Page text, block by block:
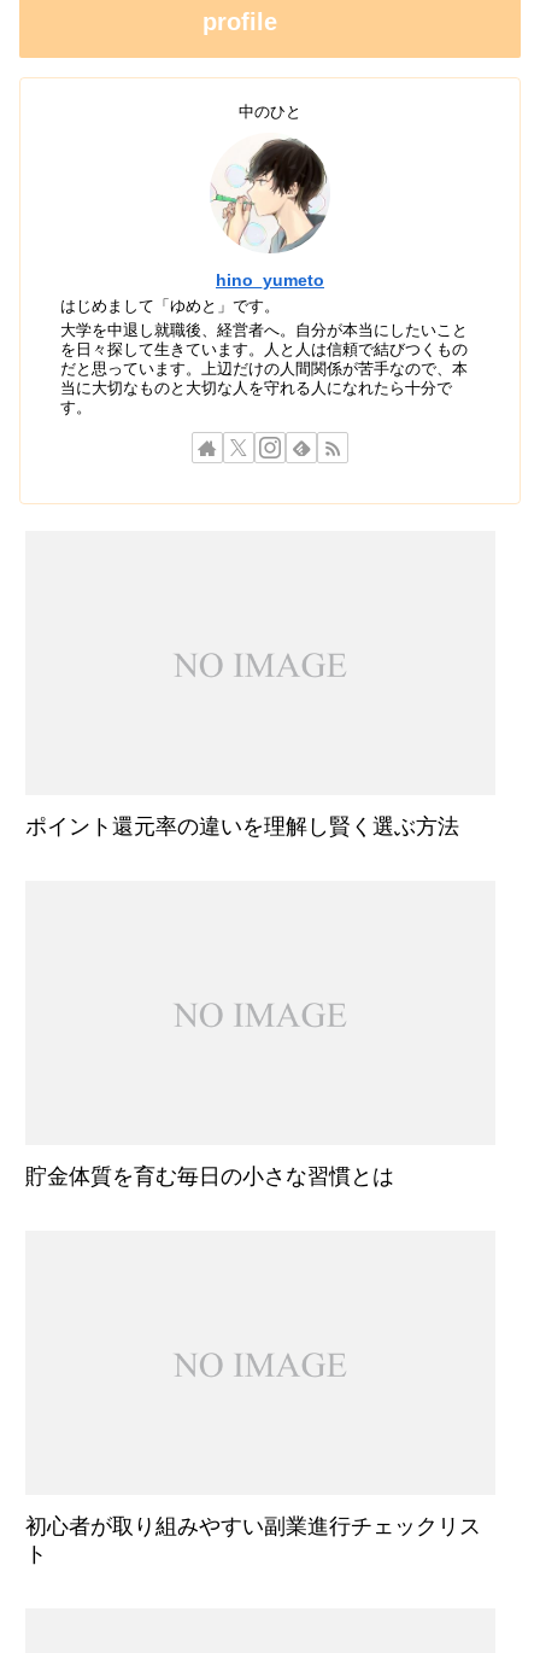
profile
中のひと
hino_yumeto
はじめまして「ゆめと」です。
大学を中退し就職後、経営者へ。自分が本当にしたいこと
を日々探して生きています。人と人は信頼で結びつくもの
だと思っています。上辺だけの人間関係が苦手なので、本
当に大切なものと大切な人を守れる人になれたら十分で
す。
ポイント還元率の違いを理解し賢く選ぶ方法
貯金体質を育む毎日の小さな習慣とは
初心者が取り組みやすい副業進行チェックリス
ト